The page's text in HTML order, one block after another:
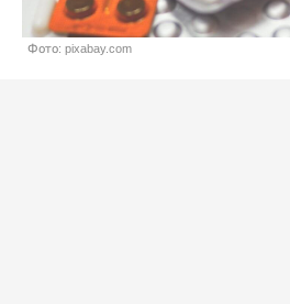
Фото: pixabay.com